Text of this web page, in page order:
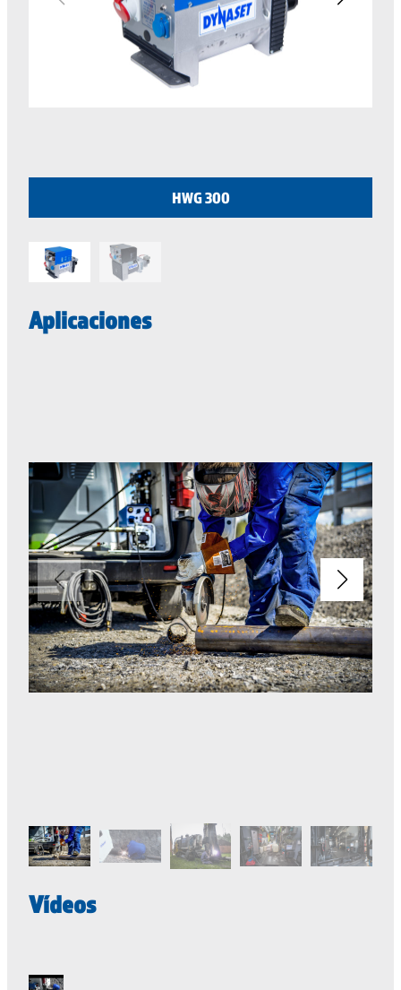
HWG 300
Aplicaciones
Vídeos